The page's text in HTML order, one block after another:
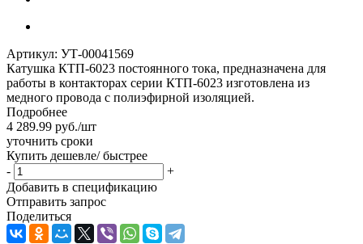
Артикул: УТ-00041569
Катушка КТП-6023 постоянного тока, предназначена для
работы в контакторах серии КТП-6023 изготовлена из
медного провода с полиэфирной изоляцией.
Подробнее
4 289.99 руб./шт
уточнить сроки
Купить дешевле/ быстрее
-
+
Добавить в спецификацию
Отправить запрос
Поделиться